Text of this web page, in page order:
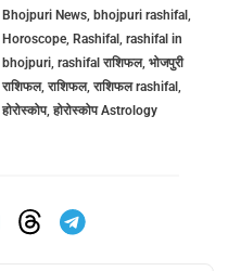
Bhojpuri News, bhojpuri rashifal,
Horoscope, Rashifal, rashifal in
bhojpuri, rashifal राशिफल, भोजपुरी
राशिफल, राशिफल, राशिफल rashifal,
होरोस्कोप, होरोस्कोप Astrology